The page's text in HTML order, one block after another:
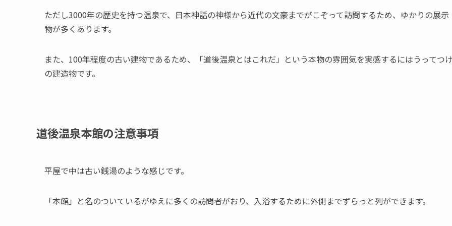
ただし3000年の歴史を持つ温泉で、日本神話の神様から近代の文豪までがこぞって訪問するため、ゆかりの展示
物が多くあります。
また、100年程度の古い建物であるため、「道後温泉とはこれだ」という本物の雰囲気を実感するにはうってつ
の建造物です。
道後温泉本館の注意事項
平屋で中は古い銭湯のような感じです。
「本館」と名のついているがゆえに多くの訪問者がおり、入浴するために外側までずらっと列ができます。